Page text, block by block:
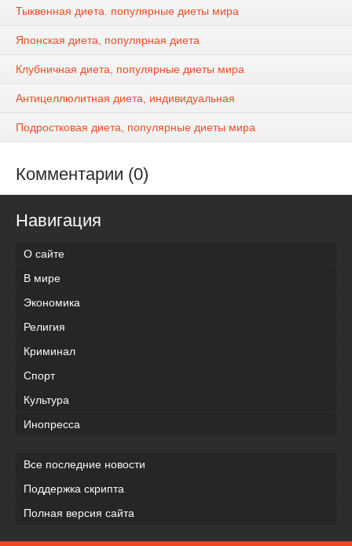
Тыквенная диета. популярные диеты мира
Японская диета, популярная диета
Клубничная диета, популярные диеты мира
Антицеллюлитная диета, индивидуальная
Подростковая диета, популярные диеты мира
Комментарии (0)
Навигация
О сайте
В мире
Экономика
Религия
Криминал
Спорт
Культура
Инопресса
Все последние новости
Поддержка скрипта
Полная версия сайта